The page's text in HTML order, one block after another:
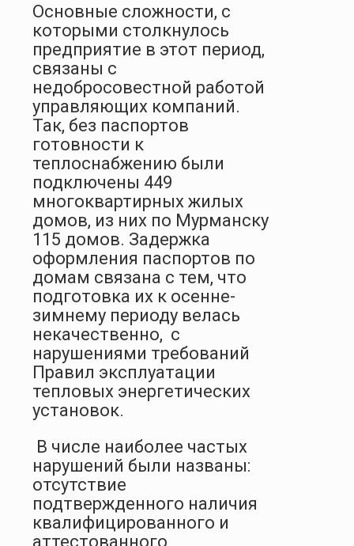
Основные сложности, с
которыми столкнулось
предприятие в этот период,
связаны с
недобросовестной работой
управляющих компаний.
Так, без паспортов
готовности к
теплоснабжению были
подключены 449
многоквартирных жилых
домов, из них по Мурманску
115 домов. Задержка
оформления паспортов по
домам связана с тем, что
подготовка их к осенне-
зимнему периоду велась
некачественно, с
нарушениями требований
Правил эксплуатации
тепловых энергетических
установок.
В числе наиболее частых
нарушений были названы:
отсутствие
подтвержденного наличия
квалифицированного и
аттестованного